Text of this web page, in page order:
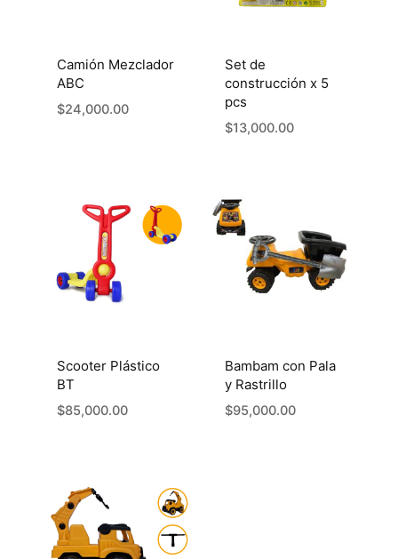
Camión Mezclador
ABC
$24,000.00
Set de
construcción x 5
pcs
$13,000.00
Scooter Plástico
BT
$85,000.00
Bambam con Pala
y Rastrillo
$95,000.00